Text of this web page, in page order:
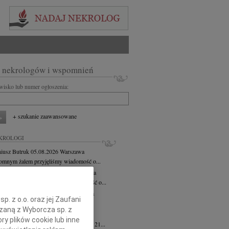
nekrologów i wspomnień
lub numer ogłoszenia:
+ szukanie zaawansowane
Butruk 05.08.2026Warszawa
żalem przyjęliśmy wiadomość o...
Warszawa
smutkiem przyjęliśmy wiadomość o...
Warszawa
2026 roku odszedł Śp. Andrzej...
Karkocha06.08.2026 Warszawa
Inocentyna Karkocha zmarła dnia 21...
z o.o. oraz jej Zaufani
z Wyborcza sp. z
plików cookie lub inne